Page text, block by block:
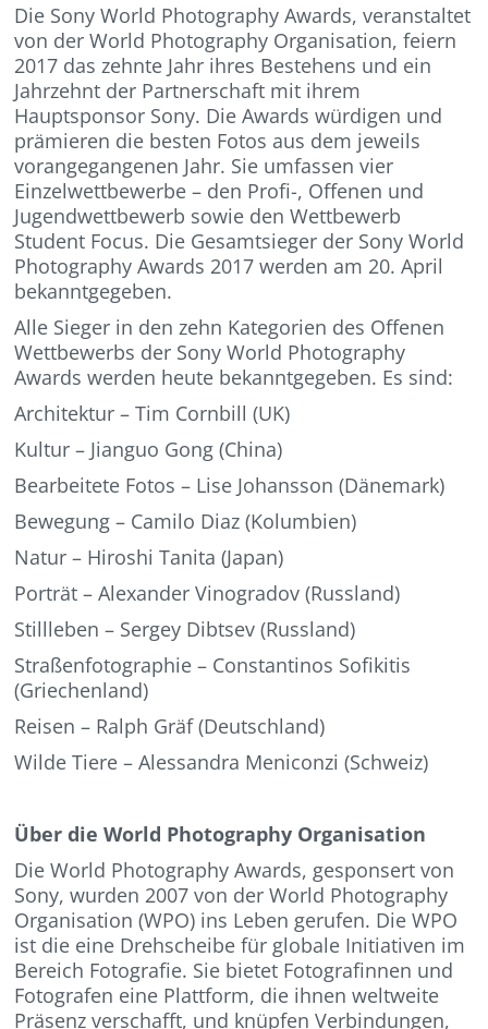
Die Sony World Photography Awards, veranstaltet
von der World Photography Organisation, feiern
2017 das zehnte Jahr ihres Bestehens und ein
Jahrzehnt der Partnerschaft mit ihrem
Hauptsponsor Sony. Die Awards würdigen und
prämieren die besten Fotos aus dem jeweils
vorangegangenen Jahr. Sie umfassen vier
Einzelwettbewerbe – den Profi-, Offenen und
Jugendwettbewerb sowie den Wettbewerb
Student Focus. Die Gesamtsieger der Sony World
Photography Awards 2017 werden am 20. April
bekanntgegeben.
Alle Sieger in den zehn Kategorien des Offenen
Wettbewerbs der Sony World Photography
Awards werden heute bekanntgegeben. Es sind:
Architektur – Tim Cornbill (UK)
Kultur – Jianguo Gong (China)
Bearbeitete Fotos – Lise Johansson (Dänemark)
Bewegung – Camilo Diaz (Kolumbien)
Natur – Hiroshi Tanita (Japan)
Porträt – Alexander Vinogradov (Russland)
Stillleben – Sergey Dibtsev (Russland)
Straßenfotographie – Constantinos Sofikitis
(Griechenland)
Reisen – Ralph Gräf (Deutschland)
Wilde Tiere – Alessandra Meniconzi (Schweiz)
Über die World Photography Organisation
Die World Photography Awards, gesponsert von
Sony, wurden 2007 von der World Photography
Organisation (WPO) ins Leben gerufen. Die WPO
ist die eine Drehscheibe für globale Initiativen im
Bereich Fotografie. Sie bietet Fotografinnen und
Fotografen eine Plattform, die ihnen weltweite
Präsenz verschafft, und knüpfen Verbindungen,